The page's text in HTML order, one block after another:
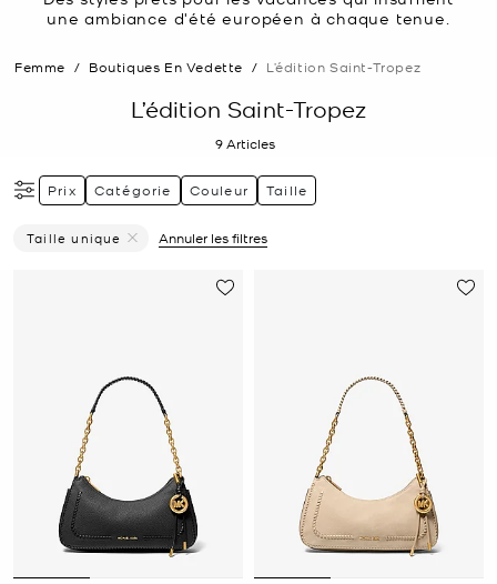
une ambiance d'été européen à chaque tenue.
Femme / Boutiques En Vedette / L’édition Saint-Tropez
L’édition Saint-Tropez
9 Articles
Prix Catégorie Couleur Taille
Taille unique
Annuler les filtres